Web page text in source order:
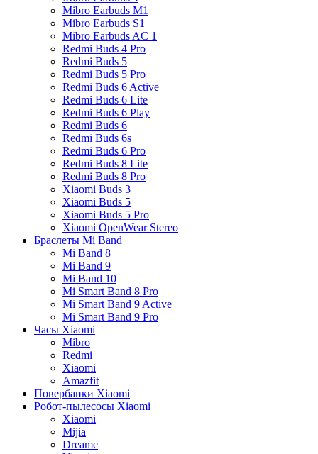
Mibro Earbuds M1
Mibro Earbuds S1
Mibro Earbuds AC 1
Redmi Buds 4 Pro
Redmi Buds 5
Redmi Buds 5 Pro
Redmi Buds 6 Active
Redmi Buds 6 Lite
Redmi Buds 6 Play
Redmi Buds 6
Redmi Buds 6s
Redmi Buds 6 Pro
Redmi Buds 8 Lite
Redmi Buds 8 Pro
Xiaomi Buds 3
Xiaomi Buds 5
Xiaomi Buds 5 Pro
Xiaomi OpenWear Stereo
Браслеты Mi Band
Mi Band 8
Mi Band 9
Mi Band 10
Mi Smart Band 8 Pro
Mi Smart Band 9 Active
Mi Smart Band 9 Pro
Часы Xiaomi
Mibro
Redmi
Xiaomi
Amazfit
Повербанки Xiaomi
Робот-пылесосы Xiaomi
Xiaomi
Mijia
Dreame